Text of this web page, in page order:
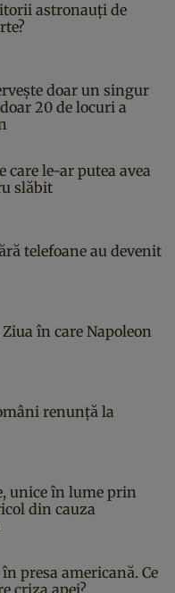
astronauți de
doar un singur
20 de locuri a
le-ar putea avea
slăbit
telefoane au devenit
în care Napoleon
renunță la
unice în lume prin
din cauza
presa americană. Ce
criza apei?